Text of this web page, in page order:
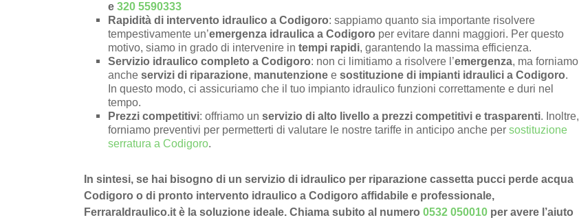
e 320 5590333
Rapidità di intervento idraulico a Codigoro: sappiamo quanto sia importante risolvere
tempestivamente un’emergenza idraulica a Codigoro per evitare danni maggiori. Per questo
motivo, siamo in grado di intervenire in tempi rapidi, garantendo la massima efficienza.
Servizio idraulico completo a Codigoro: non ci limitiamo a risolvere l’emergenza, ma forniamo
anche servizi di riparazione, manutenzione e sostituzione di impianti idraulici a Codigoro.
In questo modo, ci assicuriamo che il tuo impianto idraulico funzioni correttamente e duri nel
tempo.
Prezzi competitivi: offriamo un servizio di alto livello a prezzi competitivi e trasparenti. Inoltre,
forniamo preventivi per permetterti di valutare le nostre tariffe in anticipo anche per sostituzione
serratura a Codigoro.
In sintesi, se hai bisogno di un servizio di idraulico per riparazione cassetta pucci perde acqua
Codigoro o di pronto intervento idraulico a Codigoro affidabile e professionale,
FerraraIdraulico.it è la soluzione ideale. Chiama subito al numero 0532 050010 per avere l’aiuto